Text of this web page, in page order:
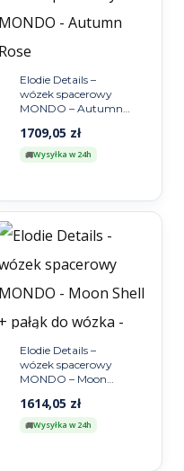
Elodie Details –
wózek spacerowy
MONDO – Autumn
1709,05 zł
Wysyłka w 24h
Elodie Details –
wózek spacerowy
MONDO – Moon
wózka – ZESTAW
1614,05 zł
Wysyłka w 24h